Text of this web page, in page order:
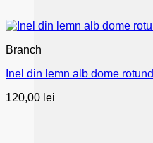
Branch
Inel din lemn alb dome rotund
120,00 lei